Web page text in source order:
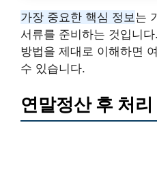
가장 중요한 핵심 정보 는
서류를 준비하는 것입니
방법을 제대로 이해하면
수 있습니다.
연말정산 후 처리